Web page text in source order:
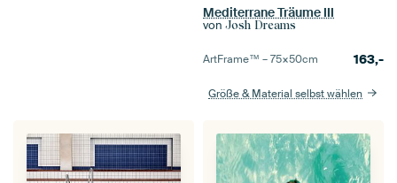
Mediterrane Träume III
von Josh Dreams
ArtFrame™ –75×50cm 163,-
Größe & Material selbst wählen